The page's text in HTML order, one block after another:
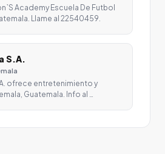
Academy Escuela De Futbol
Llame al 22540459.
S.A.
ofrece entretenimiento y
Guatemala. Info al …